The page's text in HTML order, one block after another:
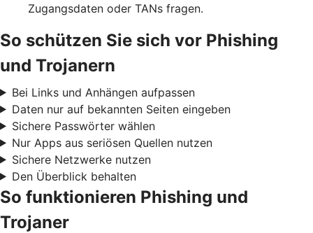
Zugangsdaten oder TANs fragen.
So schützen Sie sich vor Phishing
und Trojanern
Bei Links und Anhängen aufpassen
Daten nur auf bekannten Seiten eingeben
Sichere Passwörter wählen
Nur Apps aus seriösen Quellen nutzen
Sichere Netzwerke nutzen
Den Überblick behalten
So funktionieren Phishing und
Trojaner